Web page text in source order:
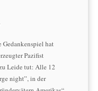
Gedankenspiel hat
Pazifist
Leide tut: Alle 12
night”, in der